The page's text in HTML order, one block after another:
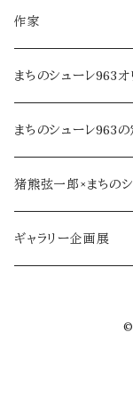
調味料・オイル
乾物・だし
ジャム・加工品
soe farm
家具・インテリア
アロマ・フレグランス
民芸品・手仕事
作家
まちのシューレ963オ
まちのシューレ963
猪熊弦一郎×まちの
ギャラリー企画展
©